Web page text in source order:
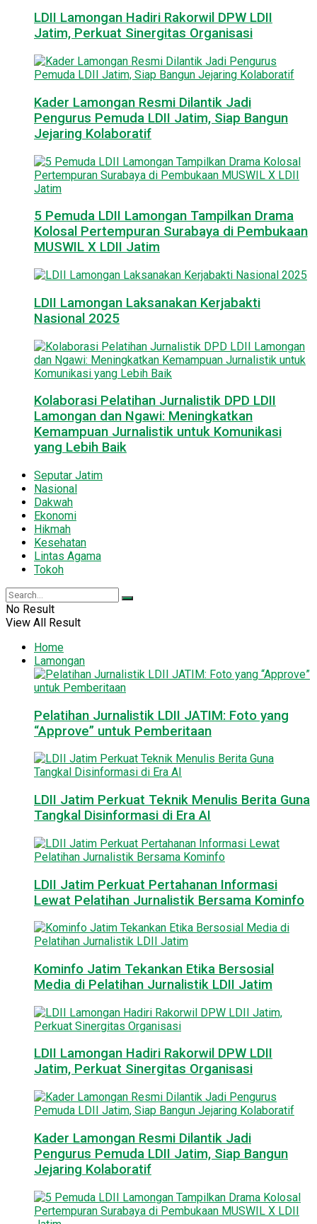
LDII Lamongan Hadiri Rakorwil DPW LDII
Jatim, Perkuat Sinergitas Organisasi
Kader Lamongan Resmi Dilantik Jadi
Pengurus Pemuda LDII Jatim, Siap Bangun
Jejaring Kolaboratif
5 Pemuda LDII Lamongan Tampilkan Drama
Kolosal Pertempuran Surabaya di Pembukaan
MUSWIL X LDII Jatim
LDII Lamongan Laksanakan Kerjabakti
Nasional 2025
Kolaborasi Pelatihan Jurnalistik DPD LDII
Lamongan dan Ngawi: Meningkatkan
Kemampuan Jurnalistik untuk Komunikasi
yang Lebih Baik
Seputar Jatim
Nasional
Dakwah
Ekonomi
Hikmah
Kesehatan
Lintas Agama
Tokoh
No Result
View All Result
Home
Lamongan
Pelatihan Jurnalistik LDII JATIM: Foto yang
“Approve” untuk Pemberitaan
LDII Jatim Perkuat Teknik Menulis Berita Guna
Tangkal Disinformasi di Era AI
LDII Jatim Perkuat Pertahanan Informasi
Lewat Pelatihan Jurnalistik Bersama Kominfo
Kominfo Jatim Tekankan Etika Bersosial
Media di Pelatihan Jurnalistik LDII Jatim
LDII Lamongan Hadiri Rakorwil DPW LDII
Jatim, Perkuat Sinergitas Organisasi
Kader Lamongan Resmi Dilantik Jadi
Pengurus Pemuda LDII Jatim, Siap Bangun
Jejaring Kolaboratif